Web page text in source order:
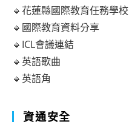
🔹花蓮縣國際教育任務學校
🔹國際教育資料分享
🔹ICL會議連結
🔹英語歌曲
🔹英語角
資通安全